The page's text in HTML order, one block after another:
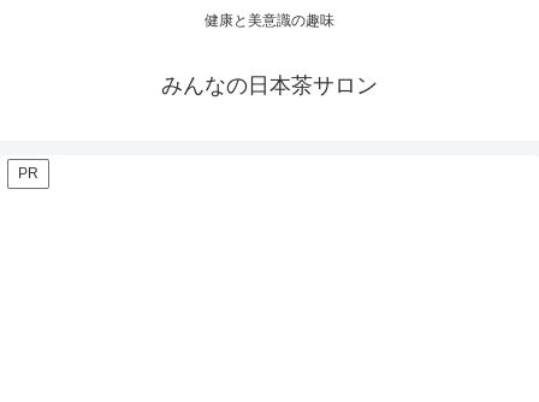
健康と美意識の趣味
みんなの日本茶サロン
PR